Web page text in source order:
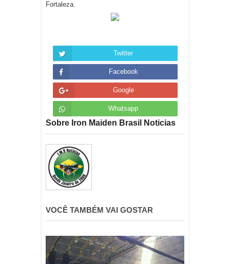
Fortaleza.
Twitter
Facebook
Google
Whatsapp
Sobre Iron Maiden Brasil Noticias
VOCÊ TAMBÉM VAI GOSTAR